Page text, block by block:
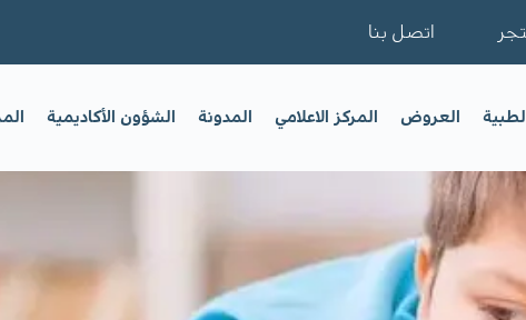
اتصل بنا
العروض المركز الاعلامي المدونة الشؤون الأكاديمية